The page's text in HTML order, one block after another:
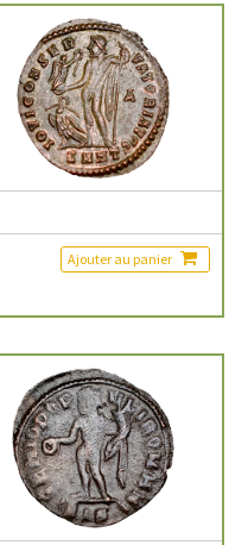
Ajouter au panier